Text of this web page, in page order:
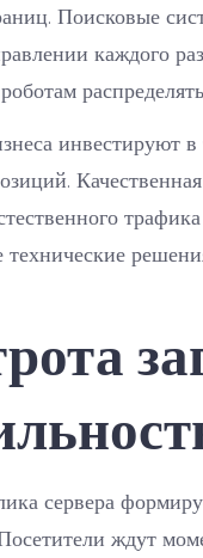
Поисковые
каждого
инвестируют
технические
сервера
ждут